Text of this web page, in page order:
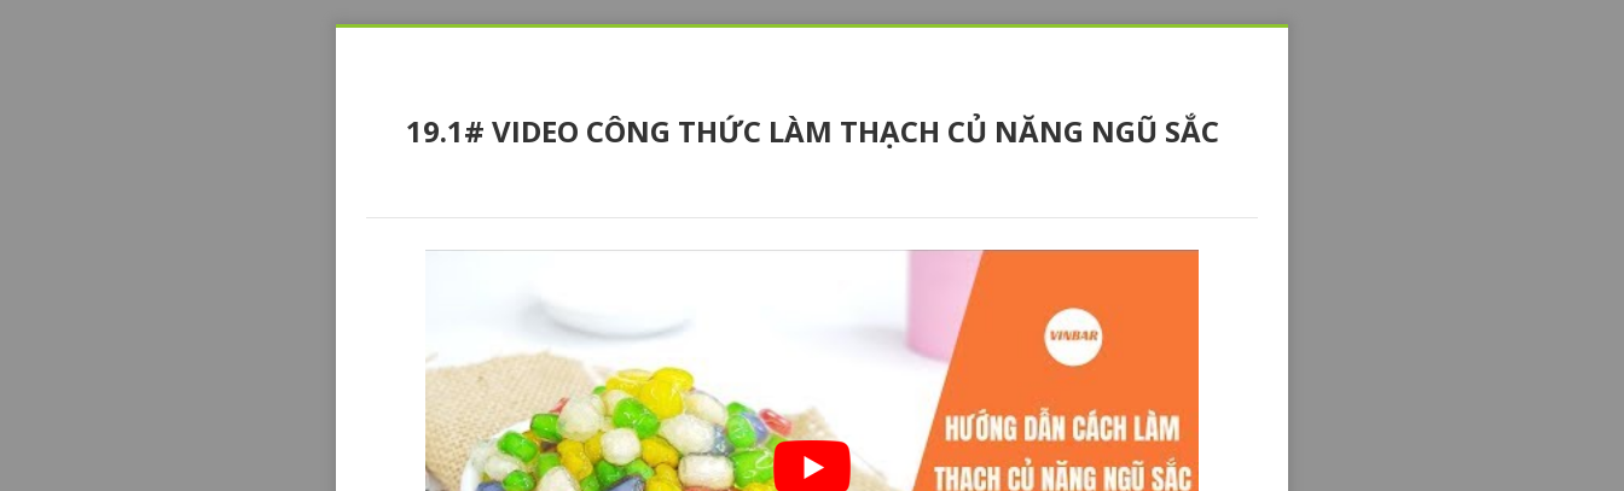
19.1# VIDEO CÔNG THỨC LÀM THẠCH CỦ NĂNG NGŨ SẮC